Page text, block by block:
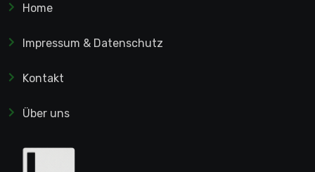
Home
Impressum & Datenschutz
Kontakt
Über uns